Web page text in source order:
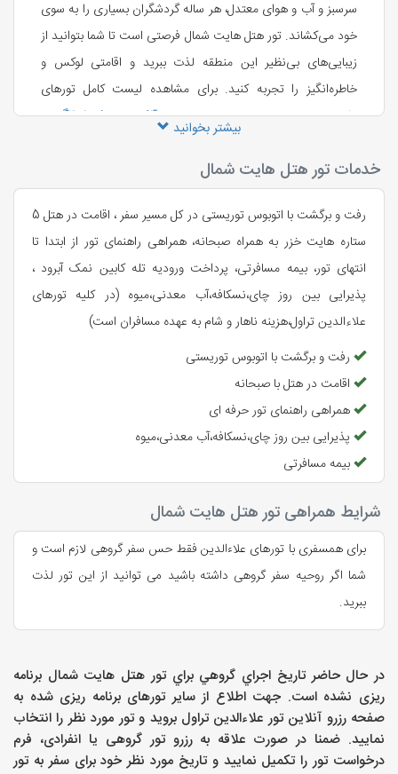
سرسبز و آب و هوای معتدل، هر ساله گردشگران بسیاری را به سوی
خود می‌کشاند. تور هتل هایت شمال فرصتی است تا شما بتوانید از
زیبایی‌های بی‌نظیر این منطقه لذت ببرید و اقامتی لوکس و
خاطره‌انگیز را تجربه کنید. برای مشاهده لیست کامل تورهای
داخلی موجود روی سایت، به صفحهرزرو آنلاین تورهای ایرانگردی
در تور هتل هایت شمال، شما می‌توانید در
(هایت چالوس)
که لوکس و مدرن است، اقامت کنید، در سواحل
ماسه‌ای قدم بزنید، از تفریحات آبی لذت ببرید و از جاذبه‌های
گردشگری متنوع منطقه دیدن کنید. هتل هایت خزر شمال از
محبوب‌ترین
هتل های چالوسمحسوب می‌شود که در حال حاضر
با داشتن کادری مجرب آماده پذیرایی از میهمانان خود است. اتاق
تاریخچه هتل هایت شمال
هتل هایت شمال، با قدمتی طولانی و سابقه‌ای درخشان، یکی از
قدیمی‌ترین و شناخته‌شده‌ترین هتل‌های ساحلی ایران است. این
هتل با معماری زیبا و موقعیت مکانی بی‌نظیر، از دیرباز میزبان
گردشگران داخلی و خارجی بوده است.
آغاز فعالیت هتل هایت
تاریخ دقیق افتتاح هتل هایت شمال به طور دقیق مشخص نیست،
اما می‌توان گفت که این هتل در دهه‌های اولیه قرن بیستم
تاسیس شده است. در آن زمان، این هتل به عنوان یکی از
لوکس‌ترین و مدرن‌ترین هتل های ایران شناخته می‌شد و بسیاری
آشنایی کامل با تمامی هتل های داخلی به صفحه
های ایران مراجعه نمایید.
تغییرات و بازسازی‌ها
در طول سال‌های گذشته، هتل هایت شمال چندین بار بازسازی و
بیشتر بخوانید
خدمات تور هتل هایت شمال
رفت و برگشت با اتوبوس توریستی در کل مسیر سفر ، اقامت در هتل 5
ستاره هایت خزر به همراه صبحانه، همراهی راهنمای تور از ابتدا تا
انتهای تور، بیمه مسافرتی، پرداخت ورودیه تله کابین نمک آبرود ،
پذیرایی بین روز چای،نسکافه،آب معدنی،میوه (در کلیه تورهای
علاءالدین تراول،هزینه ناهار و شام به عهده مسافران است)
رفت و برگشت با اتوبوس توریستی
اقامت در هتل با صبحانه
همراهی راهنمای تور حرفه ای
پذیرایی بین روز چای،نسکافه،آب معدنی،میوه
بیمه مسافرتی
شرایط همراهی تور هتل هایت شمال
برای همسفری با تورهای علاءالدین فقط حس سفر گروهی لازم است و
شما اگر روحیه سفر گروهی داشته باشید می توانید از این تور لذت
ببرید.
در حال حاضر تاريخ اجراي گروهي براي تور هتل هایت شمال برنامه
ریزی نشده است. جهت اطلاع از سایر تورهای برنامه ریزی شده به
صفحه رزرو آنلاین تور علاءالدین تراول بروید و تور مورد نظر را انتخاب
نمایید. ضمنا در صورت علاقه به رزرو تور گروهی یا انفرادی، فرم
درخواست تور را تکمیل نمایید و تاریخ مورد نظر خود برای سفر به تور